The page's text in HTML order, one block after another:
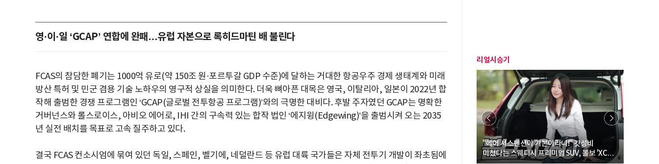
영·이·일 ‘GCAP’ 연합에 완패…유럽 자본으로 록히드마틴 배 불린다
FCAS의 참담한 폐기는 1000억 유로(약 150조 원·포르투갈 GDP 수준)에 달하는 거대한 항공우주 경제 생태계와 미래
방산 특허 및 민군 겸용 기술 노하우의 영구적 상실을 의미한다. 더욱 뼈아픈 대목은 영국, 이탈리아, 일본이 2022년 합
작해 출범한 경쟁 프로그램인 ‘GCAP(글로벌 전투항공 프로그램)’와의 극명한 대비다. 후발 주자였던 GCAP는 명확한
거버넌스와 롤스로이스, 아비오 에어로, IHI 간의 구속력 있는 합작 법인 ‘에지윙(Edgewing)’을 출범시켜 오는 2035
년 실전 배치를 목표로 고속 질주하고 있다.
결국 FCAS 컨소시엄에 묶여 있던 독일, 스페인, 벨기에, 네덜란드 등 유럽 대륙 국가들은 자체 전투기 개발이 좌초됨에
리얼시승기
초보자도 반할 반전 매력”
"에어 서스펜션이 기본이라니!" 갓성비
미쳤다는 스웨디시 프리미엄 SUV, 볼보 'XC60